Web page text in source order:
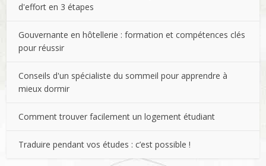
d'effort en 3 étapes
Gouvernante en hôtellerie : formation et compétences clés
pour réussir
Conseils d'un spécialiste du sommeil pour apprendre à
mieux dormir
Comment trouver facilement un logement étudiant
Traduire pendant vos études : c’est possible !